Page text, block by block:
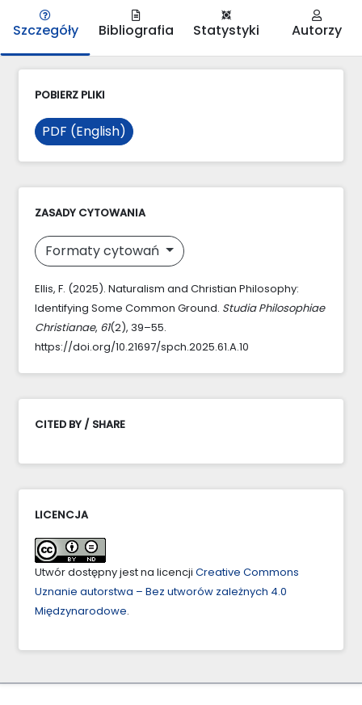
Szczegóły Bibliografia Statystyki Autorzy
POBIERZ PLIKI
PDF (English)
ZASADY CYTOWANIA
Formaty cytowań
Ellis, F. (2025). Naturalism and Christian Philosophy:
Identifying Some Common Ground. Studia Philosophiae
Christianae, 61(2), 39–55.
https://doi.org/10.21697/spch.2025.61.A.10
CITED BY / SHARE
LICENCJA
Utwór dostępny jest na licencji Creative Commons
Uznanie autorstwa – Bez utworów zależnych 4.0
Międzynarodowe.